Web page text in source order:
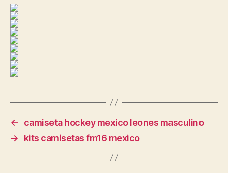
←
camiseta hockey mexico leones masculino
→
kits camisetas fm16 mexico